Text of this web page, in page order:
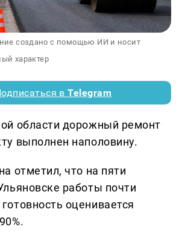
создано с помощью ИИ и носит
характер
вTelegram
области дорожный ремонт
выполнен наполовину.
отметил, что на пяти
работы почти
оценивается